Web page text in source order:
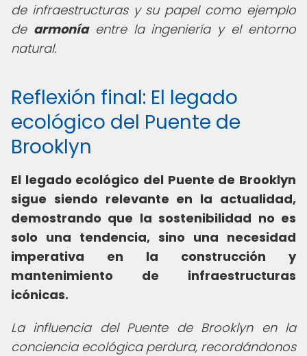
de infraestructuras y su papel como ejemplo
de armoníaentre la ingeniería y el entorno
natural.
Reflexión final: El legado
ecológico del Puente de
Brooklyn
El legado ecológico del Puente de Brooklyn
sigue siendo relevante en la actualidad,
demostrando que la sostenibilidad no es
solo una tendencia, sino una necesidad
imperativa en la construcción y
mantenimiento de infraestructuras
icónicas.
La influencia del Puente de Brooklyn en la
conciencia ecológica perdura, recordándonos